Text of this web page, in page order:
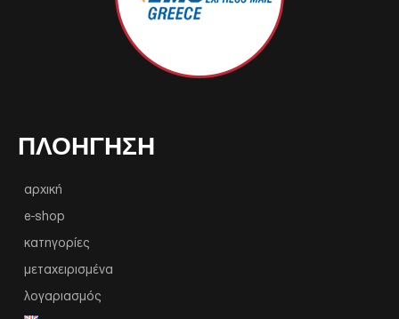
ΠΛΟΉΓΗΣΗ
αρχική
e-shop
κατηγορίες
μεταχειρισμένα
λογαριασμός